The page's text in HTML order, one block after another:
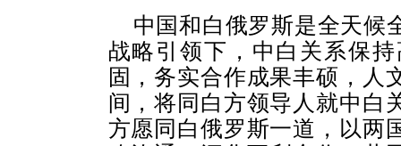
中国和白俄罗斯是全天候
战略引领下，中白关系保
固，务实合作成果丰硕，人
间，将同白方领导人就中白
方愿同白俄罗斯一道，以两